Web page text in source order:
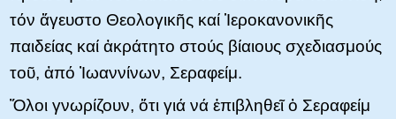
τόν ἄγευστο Θεολογικῆς καί Ἱεροκανονικῆς
παιδείας καί ἀκράτητο στούς βίαιους σχεδιασμούς
τοῦ, ἀπό Ἰωαννίνων, Σεραφείμ.
Ὅλοι γνωρίζουν, ὅτι γιά νά ἐπιβληθεῖ ὁ Σεραφείμ